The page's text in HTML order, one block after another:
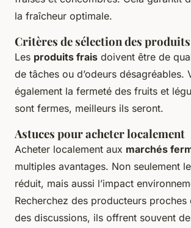
la fraîcheur optimale.
Critères de sélection des
Les produits frais doivent être de
de tâches ou d’odeurs désagréables.
également la fermeté des fruits et
sont fermes, meilleurs ils seront.
Astuces pour acheter localement
Acheter localement aux marchés
multiples avantages. Non seulement
réduit, mais aussi l’impact
Recherchez des producteurs proches
des discussions, ils offrent souvent